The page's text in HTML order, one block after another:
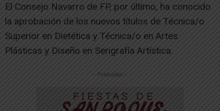
El Consejo Navarro de FP, por último, ha conocido
la aprobación de los nuevos títulos de Técnica/o
Superior en Dietética y Técnica/o en Artes
Plásticas y Diseño en Serigrafía Artística.
-- Publicidad --